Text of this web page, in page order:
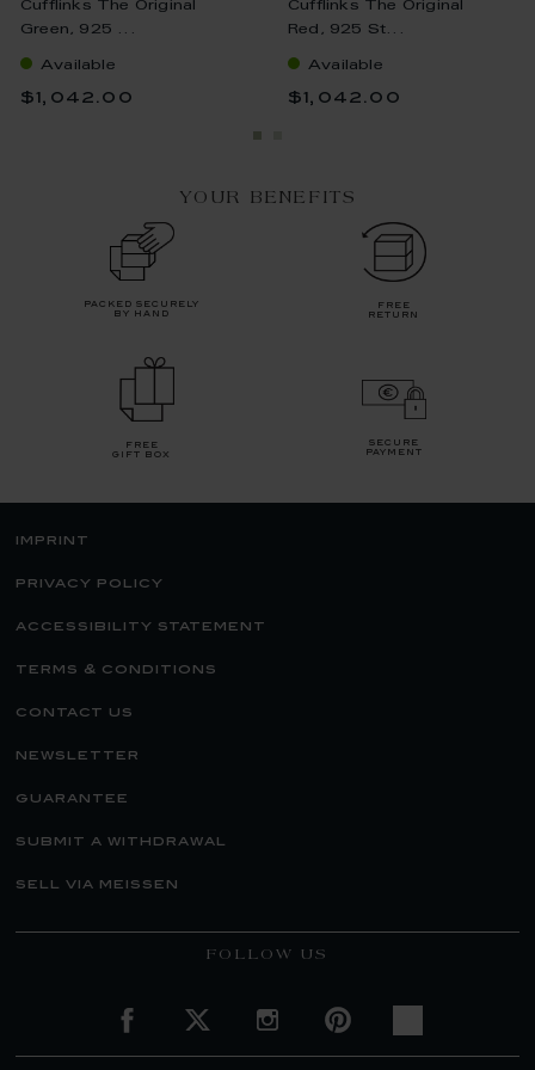
Cufflinks The Original
Green, 925 ...
Available
$1,042.00
Cufflinks The Original
Red, 925 St...
Available
$1,042.00
YOUR BENEFITS
packed securely
by hand
free
return
free
gift box
secure
payment
imprint
privacy policy
accessibility statement
terms & conditions
contact us
newsletter
guarantee
submit a withdrawal
sell via meissen
FOLLOW US